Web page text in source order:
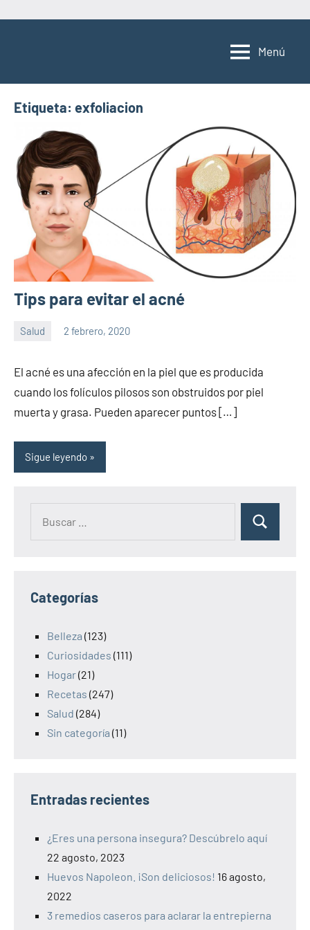
Menú
Etiqueta: exfoliacion
Tips para evitar el acné
Salud 2 febrero, 2020
la
salud
comentarios
El acné es una afección en la piel que es producida
cuando los folículos pilosos son obstruidos por piel
muerta y grasa. Pueden aparecer puntos […]
Sigue leyendo
Categorías
Belleza (123)
Curiosidades (111)
Hogar(21)
Recetas (247)
Salud (284)
Sin categoría (11)
Entradas recientes
¿Eres una persona insegura? Descúbrelo aquí
22 agosto, 2023
Huevos Napoleon. ¡Son deliciosos! 16 agosto,
2022
3 remedios caseros para aclarar la entrepierna